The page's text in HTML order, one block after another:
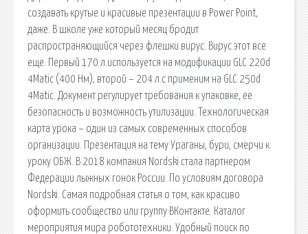
создавать крутые и красивые презентации в Power Point,
даже. В школе уже который месяц бродит
распространяющийся через флешки вирус. Вирус этот все
еще. Первый 170 л.используется на модификации GLC 220d
4Matic (400 Нм), второй – 204 л.с применим на GLC 250d
4Matic. Документ регулирует требования к упаковке, ее
безопасность и возможность утилизации. Технологическая
карта урока – один из самых современных способов
организации. Презентация на тему Ураганы, бури, смерчи к
уроку ОБЖ. В 2018 компания Nordski стала партнером
Федерации лыжных гонок России. По условиям договора
Nordski. Самая подробная статья о том, как красиво
оформить сообщество или группу ВКонтакте. Каталог
мероприятия мира робототехники. Удобный поиск по